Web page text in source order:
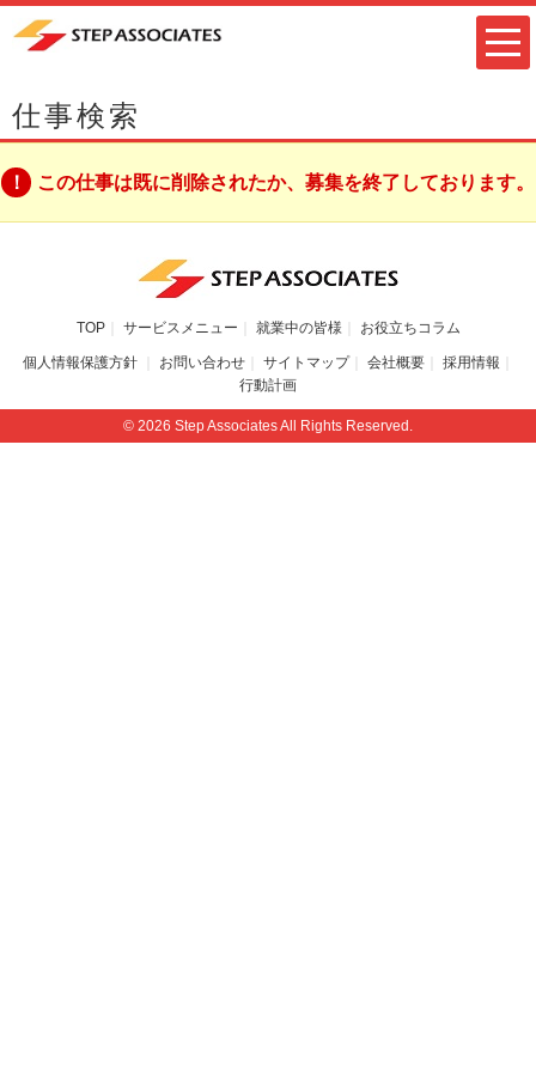
仕事検索
この仕事は既に削除されたか、募集を終了しております。
TOP サービスメニュー 就業中の皆様 お役立ちコラム
個人情報保護方針 お問い合わせ サイトマップ 会社概要
採用情報
行動計画
© 2026 Step Associates All Rights Reserved.